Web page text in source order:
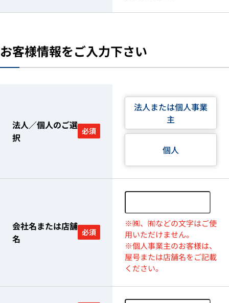
お客様情報をご入力下さい
法人／個人のご選
択
必須
法人または個人事業
主
個人
会社名または店舗
名
必須
※㈱、㈲などの文字はご使
用いただけません。
※個人事業主のお客様は、
屋号または店舗名をご記載
ください。